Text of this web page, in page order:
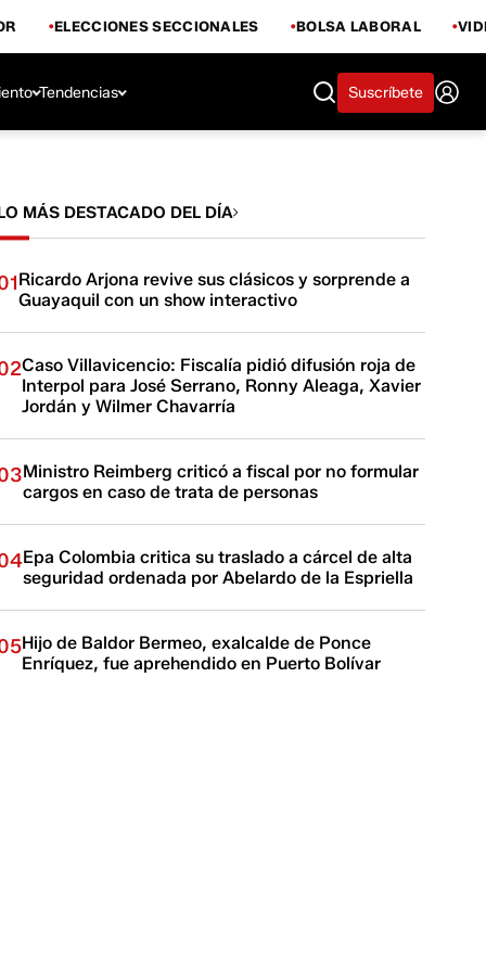
ELECCIONES SECCIONALES BOLSA LABORAL
Tendencias Suscríbete
MÁS DESTACADO DEL DÍA
Ricardo Arjona revive sus clásicos y sorprende a
Guayaquil con un show interactivo
Caso Villavicencio: Fiscalía pidió difusión roja de
Interpol para José Serrano, Ronny Aleaga, Xavier
Jordán y Wilmer Chavarría
Ministro Reimberg criticó a fiscal por no formular
cargos en caso de trata de personas
Epa Colombia critica su traslado a cárcel de alta
seguridad ordenada por Abelardo de la Espriella
Hijo de Baldor Bermeo, exalcalde de Ponce
Enríquez, fue aprehendido en Puerto Bolívar